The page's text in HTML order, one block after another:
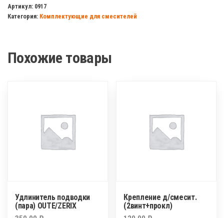
д/
смесит
Артикул: 0917
Категория: Комплектующие для смесителей
Похожие товары
Удлинитель подводки
(пара) OUTE/ZERIX
Крепление д/смесит.
(2винт+прокл)